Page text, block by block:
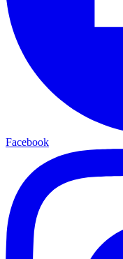
Facebook